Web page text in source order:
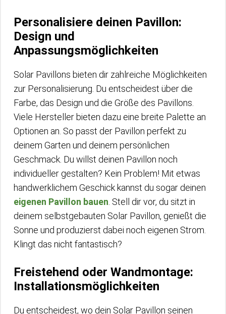
Personalisiere deinen Pavillon:
Design und
Anpassungsmöglichkeiten
Solar Pavillons bieten dir zahlreiche Möglichkeiten
zur Personalisierung. Du entscheidest über die
Farbe, das Design und die Größe des Pavillons.
Viele Hersteller bieten dazu eine breite Palette an
Optionen an. So passt der Pavillon perfekt zu
deinem Garten und deinem persönlichen
Geschmack. Du willst deinen Pavillon noch
individueller gestalten? Kein Problem! Mit etwas
handwerklichem Geschick kannst du sogar deinen
eigenen Pavillon bauen . Stell dir vor, du sitzt in
deinem selbstgebauten Solar Pavillon, genießt die
Sonne und produzierst dabei noch eigenen Strom.
Klingt das nicht fantastisch?
Freistehend oder Wandmontage:
Installationsmöglichkeiten
Du entscheidest, wo dein Solar Pavillon seinen